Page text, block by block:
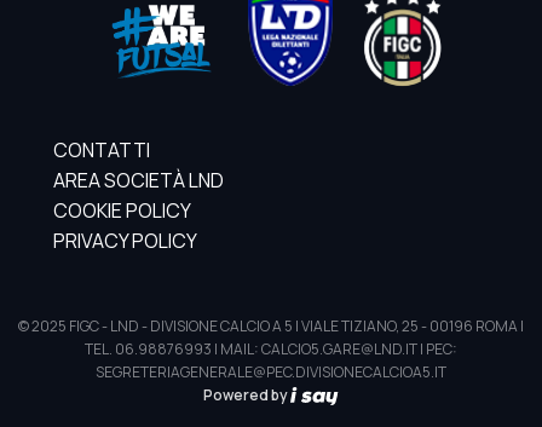
CONTATTI
AREA SOCIETÀ LND
COOKIE POLICY
PRIVACY POLICY
© 2025 FIGC - LND - DIVISIONE CALCIO A 5 | VIALE TIZIANO, 25 - 00196 ROMA |
TEL. 06.98876993 | MAIL: CALCIO5.GARE@LND.IT | PEC:
SEGRETERIAGENERALE@PEC.DIVISIONECALCIOA5.IT
Powered by